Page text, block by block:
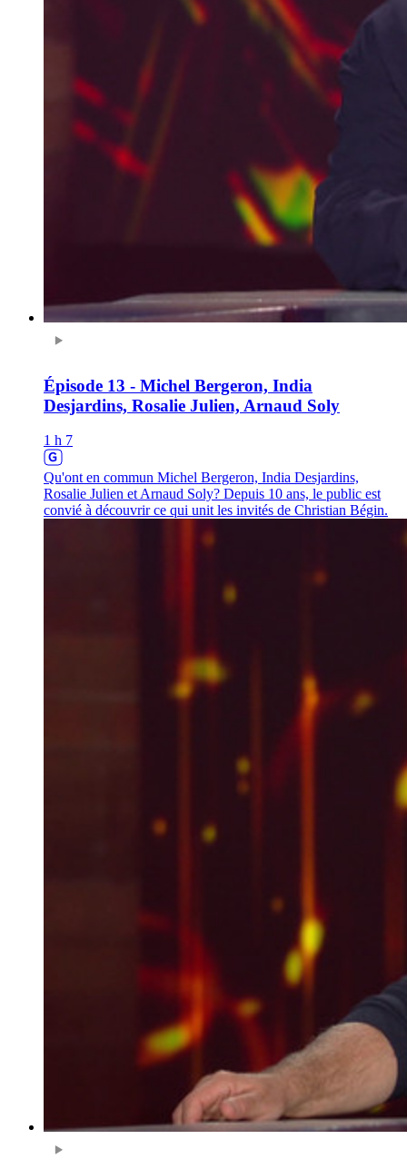
Épisode 13 - Michel Bergeron, India
Desjardins, Rosalie Julien, Arnaud Soly
1 h 7
Qu'ont en commun Michel Bergeron, India Desjardins,
Rosalie Julien et Arnaud Soly? Depuis 10 ans, le public est
convié à découvrir ce qui unit les invités de Christian Bégin.